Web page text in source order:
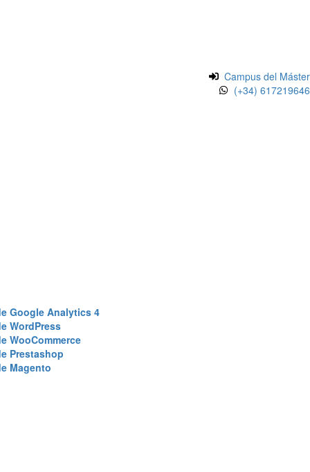
Campus del Máster
(+34) 617219646
Google Analytics 4
WordPress
WooCommerce
Prestashop
Magento